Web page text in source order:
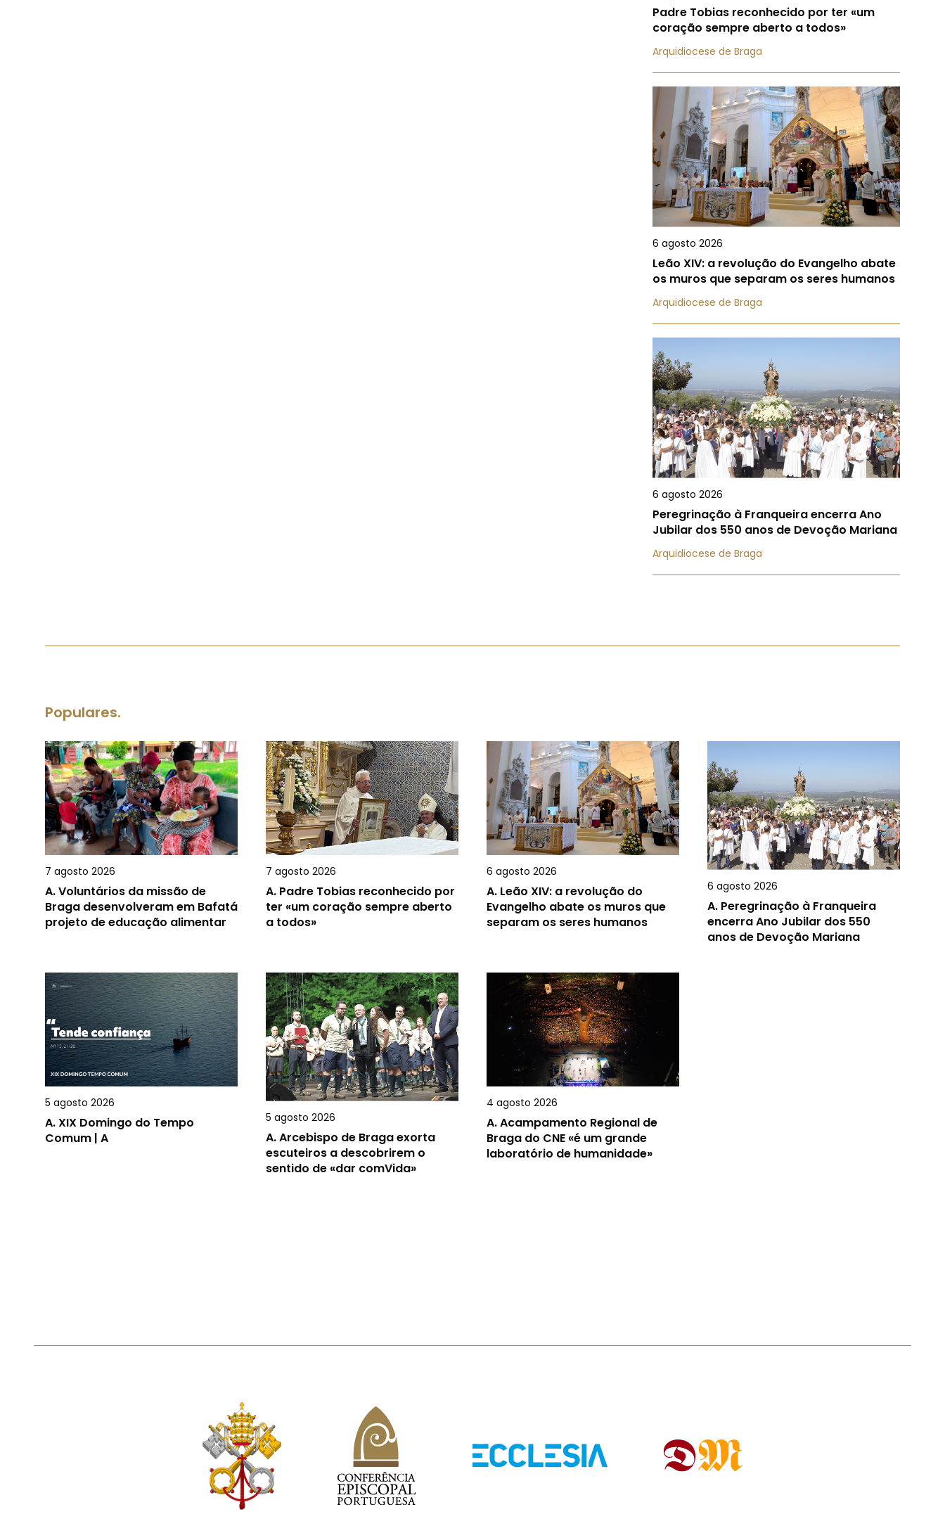
Padre Tobias reconhecido por ter «um
coração sempre aberto a todos»
Arquidiocese de Braga
6 agosto 2026
Leão XIV: a revolução do Evangelho abate
os muros que separam os seres humanos
Arquidiocese de Braga
6 agosto 2026
Peregrinação à Franqueira encerra Ano
Jubilar dos 550 anos de Devoção Mariana
Arquidiocese de Braga
Populares.
7 agosto 2026
A.Voluntários da missão de
Braga desenvolveram em Bafatá
projeto de educação alimentar
7 agosto 2026
A. Padre Tobias reconhecido por
ter «um coração sempre aberto
a todos»
6 agosto 2026
A. Leão XIV: a revolução do
Evangelho abate os muros que
separam os seres humanos
6 agosto 2026
A. Peregrinação à Franqueira
encerra Ano Jubilar dos 550
anos de Devoção Mariana
5 agosto 2026
A.XIX Domingo do Tempo
Comum | A
5 agosto 2026
A.Arcebispo de Braga exorta
escuteiros a descobrirem o
sentido de «dar comVida»
4 agosto 2026
A.Acampamento Regional de
Braga do CNE «é um grande
laboratório de humanidade»